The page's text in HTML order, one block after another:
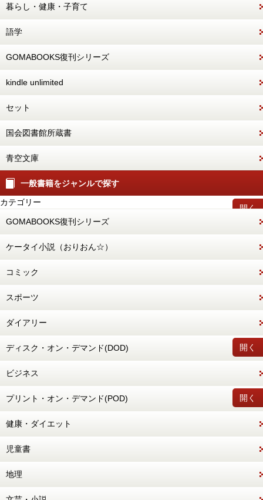
暮らし・健康・子育て
語学
GOMABOOKS復刊シリーズ
kindle unlimited
セット
国会図書館所蔵書
青空文庫
一般書籍をジャンルで探す
開く
カテゴリー
GOMABOOKS復刊シリーズ
ケータイ小説（おりおん☆）
コミック
スポーツ
ダイアリー
開く
ディスク・オン・デマンド(DOD)
ビジネス
開く
プリント・オン・デマンド(POD)
健康・ダイエット
児童書
地理